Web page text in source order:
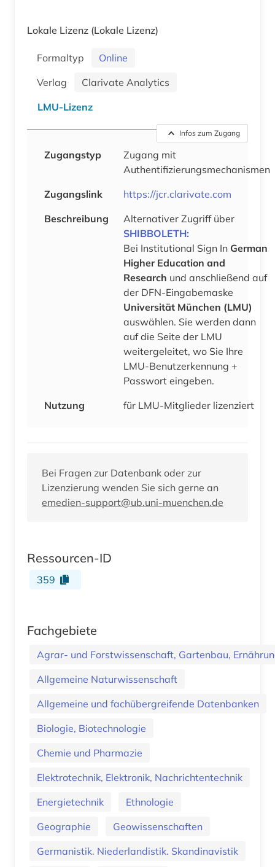
Lokale Lizenz (Lokale Lizenz)
Formaltyp
Online
Verlag
Clarivate Analytics
LMU-Lizenz
Infos zum Zugang
Zugangstyp
Zugang mit
Authentifizierungsmechanismen
Zugangslink
https://jcr.clarivate.com
Beschreibung
Alternativer Zugriff über
SHIBBOLETH:
Bei Institutional Sign In German
Higher Education and
Research und anschließend auf
der DFN-Eingabemaske
Universität München (LMU)
auswählen. Sie werden dann
auf die Seite der LMU
weitergeleitet, wo Sie Ihre
LMU-Benutzerkennung +
Passwort eingeben.
Nutzung
für LMU-Mitglieder lizenziert
Bei Fragen zur Datenbank oder zur
Lizenzierung wenden Sie sich gerne an
emedien-support@ub.uni-muenchen.de
Ressourcen-ID
359
Fachgebiete
Agrar- und Forstwissenschaft, Gartenbau,
Allgemeine Naturwissenschaft
Allgemeine und fachübergreifende Datenbanken
Biologie, Biotechnologie
Chemie und Pharmazie
Elektrotechnik, Elektronik, Nachrichtentechnik
Energietechnik
Ethnologie
Geographie
Geowissenschaften
Germanistik. Niederlandistik. Skandinavistik